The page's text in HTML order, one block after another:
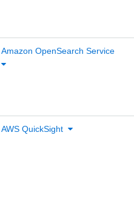
Amazon OpenSearch Service
AWS QuickSight